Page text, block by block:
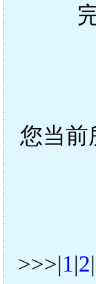
您当前
>>>|1|2|